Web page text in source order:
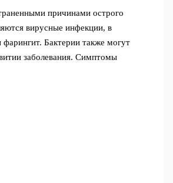
причинами острого
вирусные инфекции, в
фарингит. Бактерии также могут
заболевания. Симптомы